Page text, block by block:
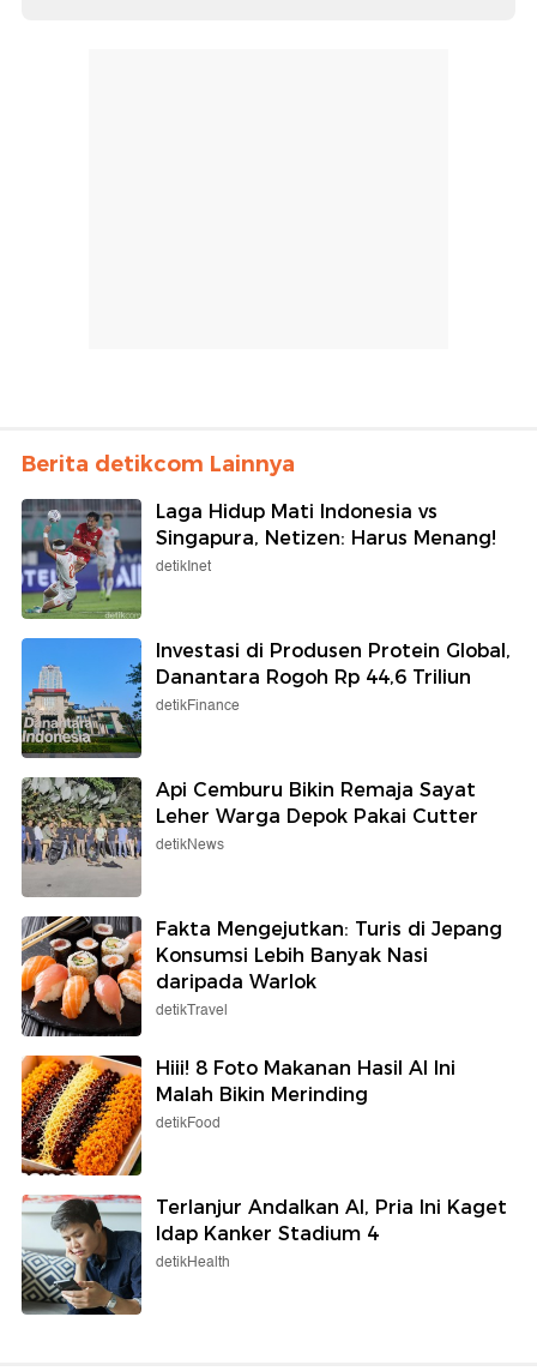
Berita detikcom Lainnya
Laga Hidup Mati Indonesia vs
Singapura, Netizen: Harus Menang!
detikInet
Investasi di Produsen Protein Global,
Danantara Rogoh Rp 44,6 Triliun
detikFinance
Api Cemburu Bikin Remaja Sayat
Leher Warga Depok Pakai Cutter
detikNews
Fakta Mengejutkan: Turis di Jepang
Konsumsi Lebih Banyak Nasi
daripada Warlok
detikTravel
Hiii! 8 Foto Makanan Hasil AI Ini
Malah Bikin Merinding
detikFood
Terlanjur Andalkan AI, Pria Ini Kaget
Idap Kanker Stadium 4
detikHealth